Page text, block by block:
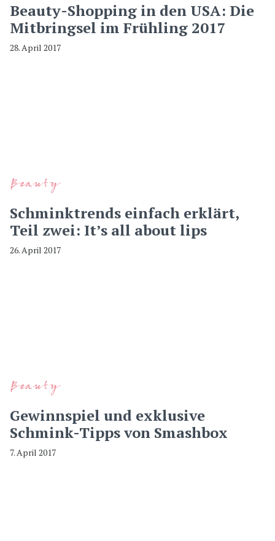
Beauty-Shopping in den USA: Die
Mitbringsel im Frühling 2017
28. April 2017
Beauty
Schminktrends einfach erklärt,
Teil zwei: It’s all about lips
26. April 2017
Beauty
Gewinnspiel und exklusive
Schmink-Tipps von Smashbox
7. April 2017